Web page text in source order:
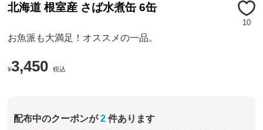
北海道 根室産 さば水煮缶 6缶
10
お魚派も大満足！オススメの一品。
¥3,450 税込
配布中のクーポンが 2 件あります